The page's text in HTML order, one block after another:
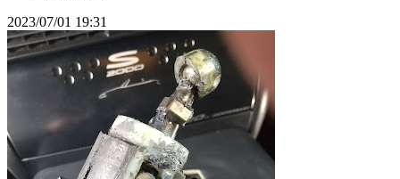
2023/07/01 19:31